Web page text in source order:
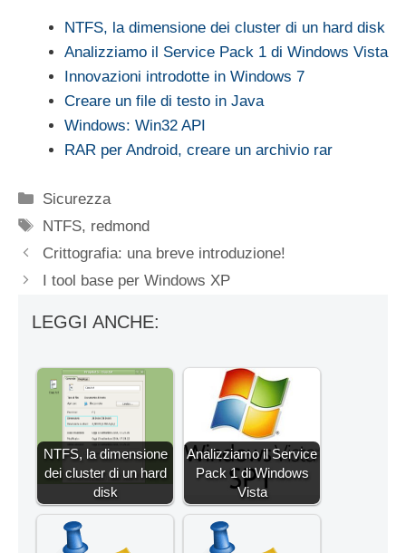
NTFS, la dimensione dei cluster di un hard disk
Analizziamo il Service Pack 1 di Windows Vista
Innovazioni introdotte in Windows 7
Creare un file di testo in Java
Windows: Win32 API
RAR per Android, creare un archivio rar
Categorie
Sicurezza
Tag
NTFS, redmond
Crittografia: una breve introduzione!
I tool base per Windows XP
LEGGI ANCHE:
NTFS, la dimensione
dei cluster di un hard
disk
Analizziamo il Service
Pack 1 di Windows
Vista